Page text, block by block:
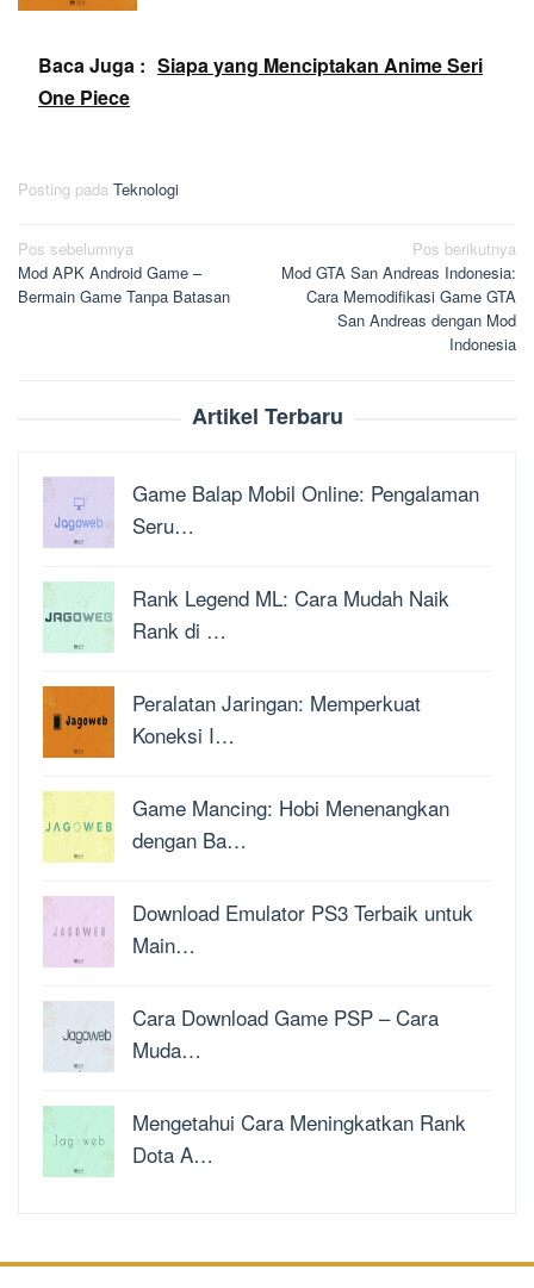
Baca Juga : Siapa yang Menciptakan Anime Seri
One Piece
Posting pada Teknologi
Navigasi
pos
Pos sebelumnya
Mod APK Android Game –
Bermain Game Tanpa Batasan
Pos berikutnya
Mod GTA San Andreas Indonesia:
Cara Memodifikasi Game GTA
San Andreas dengan Mod
Indonesia
Artikel Terbaru
Game Balap Mobil Online: Pengalaman
Seru…
Rank Legend ML: Cara Mudah Naik
Rank di …
Peralatan Jaringan: Memperkuat
Koneksi I…
Game Mancing: Hobi Menenangkan
dengan Ba…
Download Emulator PS3 Terbaik untuk
Main…
Cara Download Game PSP – Cara
Muda…
Mengetahui Cara Meningkatkan Rank
Dota A…